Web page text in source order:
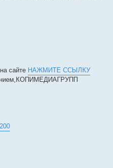
сайте НАЖМИТЕ ССЫЛКУ